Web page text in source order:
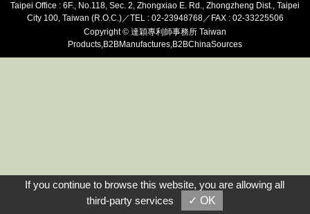
Taipei Office : 6F., No.118, Sec. 2, Zhongxiao E. Rd., Zhongzheng Dist., Taipei
City 100, Taiwan (R.O.C.)／TEL : 02-23948768／FAX : 02-33225506
Copyright© 達穎專利師事務所 Taiwan
Products,B2BManufactures,B2BChinaSources
If you continue to browse this website, you are allowing all
third-party services
✓ OK